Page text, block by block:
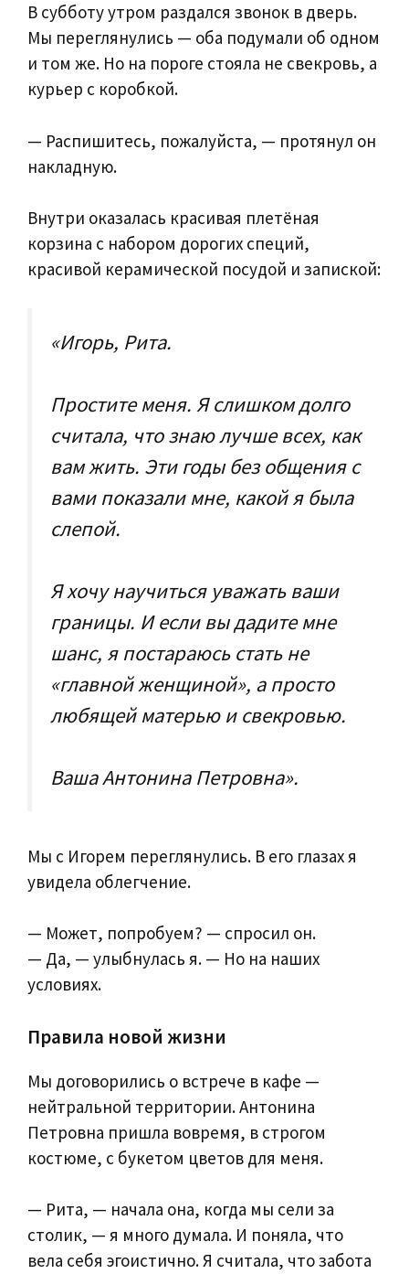
В субботу утром раздался звонок в дверь.
Мы переглянулись — оба подумали об одном
и том же. Но на пороге стояла не свекровь, а
курьер с коробкой.
— Распишитесь, пожалуйста, — протянул он
накладную.
Внутри оказалась красивая плетёная
корзина с набором дорогих специй,
красивой керамической посудой и запиской:
«Игорь, Рита.
Простите меня. Я слишком долго
считала, что знаю лучше всех, как
вам жить. Эти годы без общения с
вами показали мне, какой я была
слепой.
Я хочу научиться уважать ваши
границы. И если вы дадите мне
шанс, я постараюсь стать не
«главной женщиной», а просто
любящей матерью и свекровью.
Ваша Антонина Петровна».
Мы с Игорем переглянулись. В его глазах я
увидела облегчение.
— Может, попробуем? — спросил он.
— Да, — улыбнулась я. — Но на наших
условиях.
Правила новой жизни
Мы договорились о встрече в кафе —
нейтральной территории. Антонина
Петровна пришла вовремя, в строгом
костюме, с букетом цветов для меня.
— Рита, — начала она, когда мы сели за
столик, — я много думала. И поняла, что
вела себя эгоистично. Я считала, что забота